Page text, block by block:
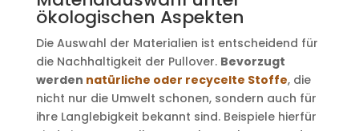
ökologischen Aspekten
Die Auswahl der Materialien ist entscheidend für
die Nachhaltigkeit der Pullover. Bevorzugt
werden natürliche oder recycelte Stoffe, die
nicht nur die Umwelt schonen, sondern auch für
ihre Langlebigkeit bekannt sind. Beispiele hierfür